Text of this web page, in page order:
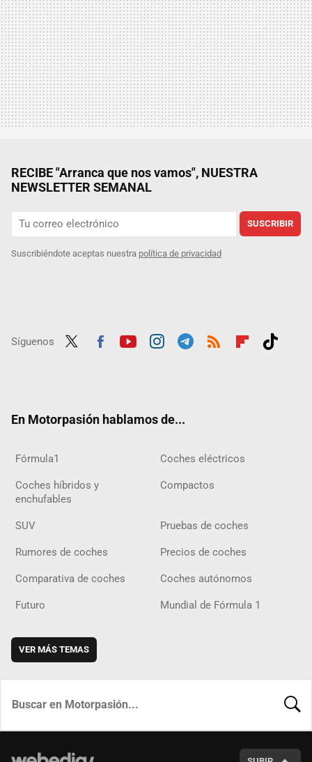
RECIBE "Arranca que nos vamos", NUESTRA
NEWSLETTER SEMANAL
SUSCRIBIR
Suscribiéndote aceptas nuestra política de privacidad
Síguenos
En Motorpasión hablamos de...
Fórmula1 Coches eléctricos
Coches híbridos y
enchufables
Compactos
SUV Pruebas de coches
Rumores de coches Precios de coches
Comparativa de coches Coches autónomos
Futuro Mundial de Fórmula 1
VER MÁS TEMAS